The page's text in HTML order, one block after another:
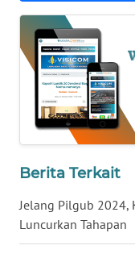
Berita Terkait
Jelang Pilgub 2024,
Luncurkan Tahapan
WN
KALTARA
WN
KALSEL
KALTIM
WN
SULSEL